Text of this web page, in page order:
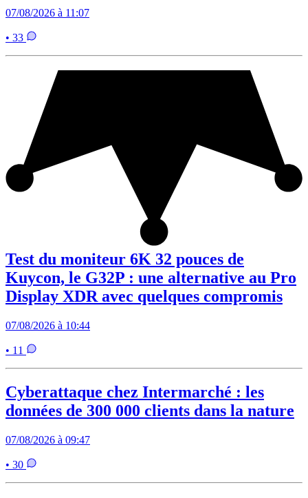
07/08/2026 à 11:07
• 33
Test du moniteur 6K 32 pouces de
Kuycon, le G32P : une alternative au Pro
Display XDR avec quelques compromis
07/08/2026 à 10:44
• 11
Cyberattaque chez Intermarché : les
données de 300 000 clients dans la nature
07/08/2026 à 09:47
• 30